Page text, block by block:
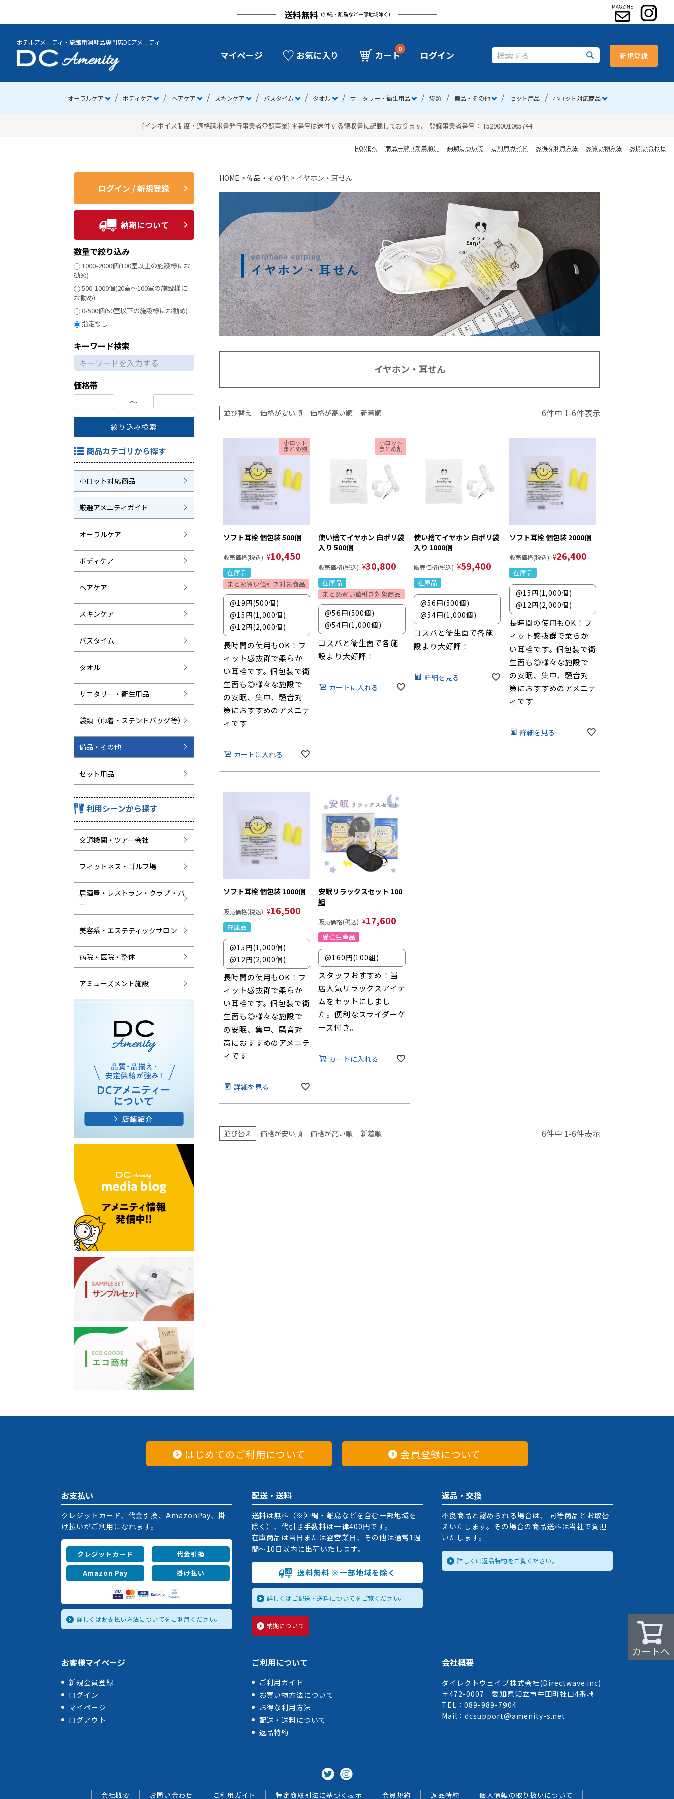
送料無料 (沖縄・離島など一部地域除く)
ホテルアメニティ・旅館用消耗品専門店DCアメニティ
マイページ お気に入り カート
0
ログイン 新規登録
オーラルケア ボディケア ヘアケア スキンケア バスタイム タオル サニタリー・衛生用品 袋類 備品・その他 セット用品 小ロット対応商品
[インボイス制度・適格請求書発行事業者登録事業] ＊番号は送付する領収書に記載しております。 登録事業者番号： T5290001065744
HOMEへ 商品一覧（新着順） 納期について ご利用ガイド お得な利用方法 お買い物方法 お問い合わせ
ログイン / 新規登録
納期について
数量で絞り込み
1000-2000個(100室以上の施設様にお
勧め)
500-1000個(20室～100室の施設様に
お勧め)
0-500個(50室以下の施設様にお勧め)
指定なし
キーワード検索
価格帯
〜
絞り込み検索
商品カテゴリから探す
小ロット対応商品
厳選アメニティガイド
オーラルケア
ボディケア
ヘアケア
スキンケア
バスタイム
タオル
サニタリー・衛生用品
袋類（巾着・ステンドバッグ等）
備品・その他
セット用品
利用シーンから探す
交通機関・ツアー会社
フィットネス・ゴルフ場
居酒屋・レストラン・クラブ・バ
ー
美容系・エステティックサロン
病院・医院・整体
アミューズメント施設
HOME 備品・その他 イヤホン・耳せん
イヤホン・耳せん
並び替え 価格が安い順 価格が高い順 新着順 6件中 1-6件表示
ソフト耳栓 個包装 500個
販売価格(税込) ¥10,450
在庫品
まとめ買い値引き対象商品
@19円(500個)
@15円(1,000個)
@12円(2,000個)
長時間の使用もOK！フ
ィット感抜群で柔らか
い耳栓です。個包装で衛
生面も◎様々な施設で
の安眠、集中、騒音対
策におすすめのアメニテ
ィです
カートに入れる
使い捨てイヤホン 白ポリ袋
入り 500個
販売価格(税込) ¥30,800
在庫品
まとめ買い値引き対象商品
@56円(500個)
@54円(1,000個)
コスパと衛生面で各施
設より大好評！
カートに入れる
使い捨てイヤホン 白ポリ袋
入り 1000個
販売価格(税込) ¥59,400
在庫品
@56円(500個)
@54円(1,000個)
コスパと衛生面で各施
設より大好評！
詳細を見る
ソフト耳栓 個包装 2000個
販売価格(税込) ¥26,400
在庫品
@15円(1,000個)
@12円(2,000個)
長時間の使用もOK！フ
ィット感抜群で柔らか
い耳栓です。個包装で衛
生面も◎様々な施設で
の安眠、集中、騒音対
策におすすめのアメニテ
ィです
詳細を見る
ソフト耳栓 個包装 1000個
販売価格(税込) ¥16,500
在庫品
@15円(1,000個)
@12円(2,000個)
長時間の使用もOK！フ
ィット感抜群で柔らか
い耳栓です。個包装で衛
生面も◎様々な施設で
の安眠、集中、騒音対
策におすすめのアメニテ
ィです
詳細を見る
安眠リラックスセット 100
組
販売価格(税込) ¥17,600
受注生産品
@160円(100組)
スタッフおすすめ！当
店人気リラックスアイテ
ムをセットにしまし
た。便利なスライダーケ
ース付き。
カートに入れる
並び替え 価格が安い順 価格が高い順 新着順 6件中 1-6件表示
カートへ
はじめてのご利用について 会員登録について
お支払い
クレジットカード、代金引換、AmazonPay、掛
け払いがご利用になれます。
クレジットカード
代金引換
Amazon Pay
掛け払い
詳しくはお支払い方法についてをご利用ください。
配送・送料
送料は無料（※沖縄・離島などを含む一部地域を
除く）、代引き手数料は一律400円です。
在庫商品は当日または翌営業日、その他は通常1週
間〜10日以内に出荷いたします。
送料無料 ※一部地域を除く
詳しくはご配送・送料についてをご覧ください。
納期について
返品・交換
不良商品と認められる場合は、 同等商品とお取替
えいたします。その場合の商品送料は当社で負担
いたします。
詳しくは返品特約をご覧ください。
お客様マイページ
新規会員登録
ログイン
マイページ
ログアウト
ご利用について
ご利用ガイド
お買い物方法について
お得な利用方法
配送・送料について
返品特約
会社概要
ダイレクトウェイブ株式会社(Directwave.inc)
〒472-0007 愛知県知立市牛田町社口4番地
TEL：089-989-7904
Mail：dcsupport@amenity-s.net
会社概要 お問い合わせ ご利用ガイド 特定商取引法に基づく表示 会員規約 返品特約 個人情報の取り扱いについて